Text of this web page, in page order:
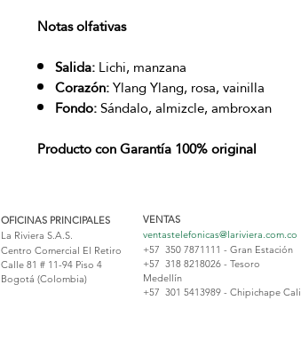
Notas olfativas
Salida:Lichi, manzana
Corazón:Ylang Ylang, rosa, vainilla
Fondo:Sándalo, almizcle, ambroxan
Producto con Garantía 100% original
OFICINAS PRINCIPALES
La Riviera S.A.S.
Centro Comercial El Retiro
Calle 81 # 11-94 Piso 4
Bogotá (Colombia)
VENTAS
ventastelefonicas@lariviera.com.co
+57 350 7871111 - Gran Estación
+57 318 8218026 - Tesoro
Medellín
+57 301 5413989 - Chipichape Cali